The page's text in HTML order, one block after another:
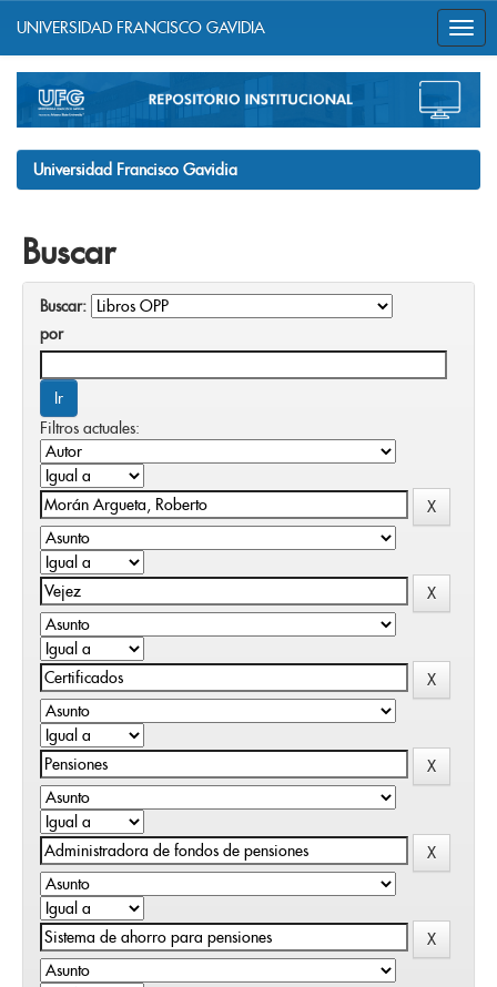
navigation
UNIVERSIDAD FRANCISCO GAVIDIA
Universidad Francisco Gavidia
Buscar
Buscar:
por
Filtros actuales: